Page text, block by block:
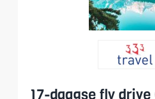
17-daagse fly drive